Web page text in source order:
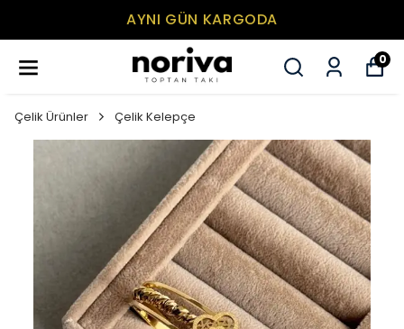
AYNI GÜN KARGODA
0
Çelik Ürünler Çelik Kelepçe